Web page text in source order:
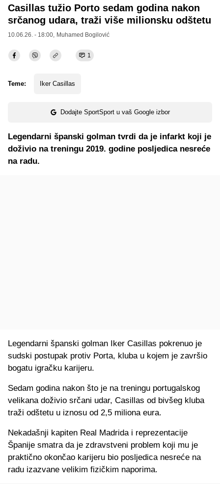
Casillas tužio Porto sedam godina nakon
srčanog udara, traži više milionsku odštetu
10.06.26. - 18:00, Muhamed Bogilović
1
Teme: Iker Casillas
Dodajte SportSport u vaš Google izbor
Legendarni španski golman tvrdi da je infarkt koji je
doživio na treningu 2019. godine posljedica nesreće
na radu.
Legendarni španski golman Iker Casillas pokrenuo je
sudski postupak protiv Porta, kluba u kojem je završio
bogatu igračku karijeru.
Sedam godina nakon što je na treningu portugalskog
velikana doživio srčani udar, Casillas od bivšeg kluba
traži odštetu u iznosu od 2,5 miliona eura.
Nekadašnji kapiten Real Madrida i reprezentacije
Španije smatra da je zdravstveni problem koji mu je
praktično okončao karijeru bio posljedica nesreće na
radu izazvane velikim fizičkim naporima.